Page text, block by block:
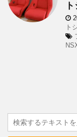
ト